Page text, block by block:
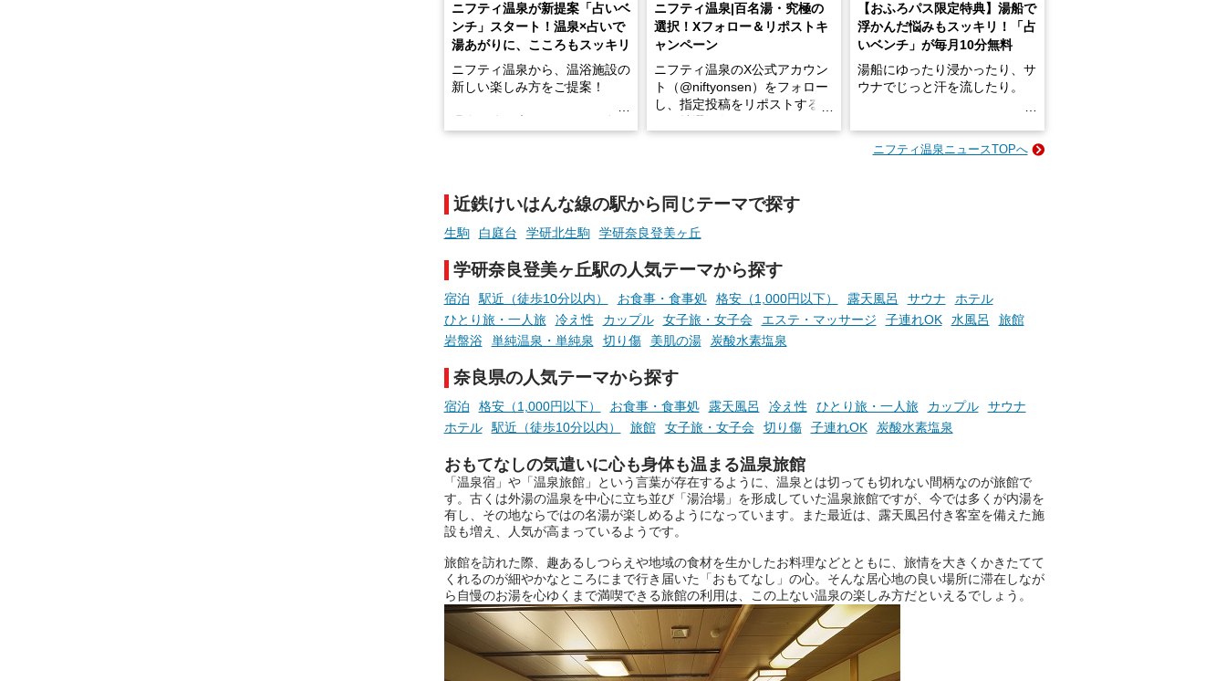
ニフティ温泉が新提案「占いベ
ンチ」スタート！温泉×占いで
湯あがりに、こころもスッキリ
ニフティ温泉から、温浴施設の
新しい楽しみ方をご提案！
手相やタロットなど気軽に楽し
める占いで、“ととのう”おふろ
時間を、もっと特別に。
ニフティ温泉|百名湯・究極の
選択！Xフォロー＆リポストキ
ャンペーン
ニフティ温泉のX公式アカウン
ト（@niftyonsen）をフォロー
し、指定投稿をリポストする
【おふろパス限定特典】湯船で
浮かんだ悩みもスッキリ！「占
いベンチ」が毎月10分無料
湯船にゆったり浸かったり、サ
ウナでじっと汗を流したり。
そんな「一人でぼんやり過ごす
お風呂でリラックスしているか
らこそ向き合える、大切な自分
の本音。
たら素敵ですよね。
は、そんなあなたの心のつぶや
きをプロの占い師に相談するこ
とができるサービスです。
おふろパス会員様なら、この特
別なひとときを「毎月10分無
料」でご利用いただけます。
ニフティ温泉ニュースTOPへ
近鉄けいはんな線の駅から同じテーマで探す
生駒 白庭台 学研北生駒 学研奈良登美ヶ丘
学研奈良登美ヶ丘駅の人気テーマから探す
宿泊 駅近（徒歩10分以内） お食事・食事処 格安（1,000円以下） 露天風呂 サウナ
ホテル
ひとり旅・一人旅
冷え性 カップル 女子旅・女子会 エステ・マッサージ 子連れOK 水風呂
旅館
岩盤浴
単純温泉・単純泉 切り傷 美肌の湯 炭酸水素塩泉
奈良県の人気テーマから探す
宿泊 格安（1,000円以下） お食事・食事処 露天風呂 冷え性 ひとり旅・一人旅 カップル
サウナ
ホテル
駅近（徒歩10分以内） 旅館 女子旅・女子会 切り傷 子連れOK 炭酸水素塩泉
おもてなしの気遣いに心も身体も温まる温泉旅館
「温泉宿」や「温泉旅館」という言葉が存在するように、温泉とは切っても切れない間柄なのが旅館で
す。古くは外湯の温泉を中心に立ち並び「湯治場」を形成していた温泉旅館ですが、今では多くが内湯を
有し、その地ならではの名湯が楽しめるようになっています。また最近は、露天風呂付き客室を備えた施
設も増え、人気が高まっているようです。
旅館を訪れた際、趣あるしつらえや地域の食材を生かしたお料理などとともに、旅情を大きくかきたてて
くれるのが細やかなところにまで行き届いた「おもてなし」の心。そんな居心地の良い場所に滞在しなが
ら自慢のお湯を心ゆくまで満喫できる旅館の利用は、この上ない温泉の楽しみ方だといえるでしょう。